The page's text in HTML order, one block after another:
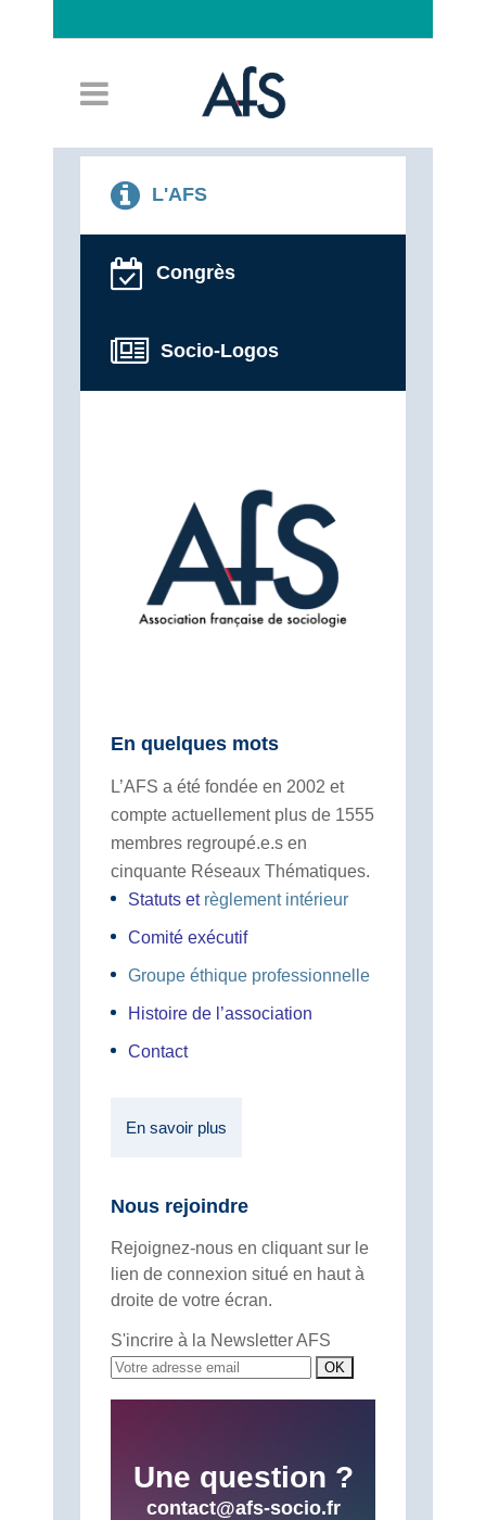
L'AFS
Congrès
Socio-Logos
En quelques mots
L’AFS a été fondée en 2002 et
compte actuellement plus de 1555
membres regroupé.e.s en
cinquante Réseaux Thématiques.
Statuts et règlement intérieur
Comité exécutif
Groupe éthique professionnelle
Histoire de l’association
Contact
En savoir plus
Nous rejoindre
Rejoignez-nous en cliquant sur le
lien de connexion situé en haut à
droite de votre écran.
S'incrire à la Newsletter AFS
Une question ?
contact@afs-socio.fr